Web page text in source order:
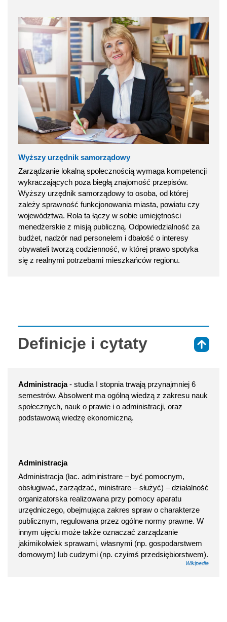
Wyższy urzędnik samorządowy
Zarządzanie lokalną społecznością wymaga kompetencji
wykraczających poza biegłą znajomość przepisów.
Wyższy urzędnik samorządowy to osoba, od której
zależy sprawność funkcjonowania miasta, powiatu czy
województwa. Rola ta łączy w sobie umiejętności
menedżerskie z misją publiczną. Odpowiedzialność za
budżet, nadzór nad personelem i dbałość o interesy
obywateli tworzą codzienność, w której prawo spotyka
się z realnymi potrzebami mieszkańców regionu.
Definicje i cytaty
Administracja- studia I stopnia trwają przynajmniej 6
semestrów. Absolwent ma ogólną wiedzą z zakresu nauk
społecznych, nauk o prawie i o administracji, oraz
podstawową wiedzę ekonomiczną.
Administracja
Administracja (łac. administrare – być pomocnym,
obsługiwać, zarządzać, ministrare – służyć) – działalność
organizatorska realizowana przy pomocy aparatu
urzędniczego, obejmująca zakres spraw o charakterze
publicznym, regulowana przez ogólne normy prawne. W
innym ujęciu może także oznaczać zarządzanie
jakimikolwiek sprawami, własnymi (np. gospodarstwem
domowym) lub cudzymi (np. czyimś przedsiębiorstwem).
Wikipedia